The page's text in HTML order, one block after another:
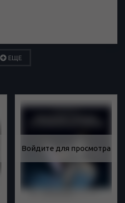
ЕЩЕ
Войдите для просмотра